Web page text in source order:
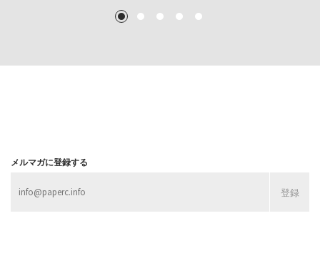
MORE
MORE
1 2 3 4 5
メルマガに登録する